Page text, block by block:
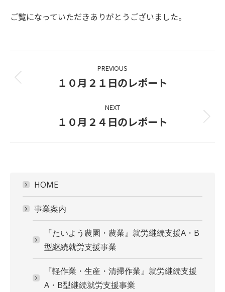
ご覧になっていただきありがとうございました。
navigation
PREVIOUS
Previous
１０月２１日のレポート
NEXT
Next
１０月２４日のレポート
HOME
事業案内
『たいよう農園・農業』就労継続支援A・B
型継続就労支援事業
『軽作業・生産・清掃作業』就労継続支援
A・B型継続就労支援事業